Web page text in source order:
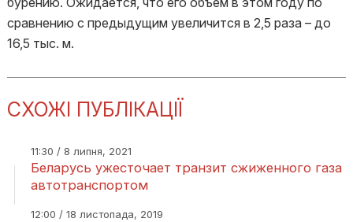
сравнению с предыдущим увеличится в 2,5 раза – до
16,5 тыс. м.
СХОЖІ ПУБЛІКАЦІЇ
11:30 / 8 липня, 2021
Беларусь ужесточает транзит сжиженного газа
автотранспортом
12:00 / 18 листопада, 2019